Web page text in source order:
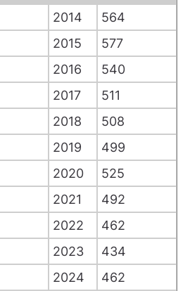
2014
564
2015
577
2016
540
2017
511
2018
508
2019
499
2020
525
2021
492
2022
462
2023
434
2024
462